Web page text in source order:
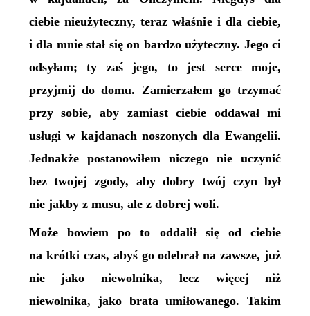
ciebie nieużyteczny, teraz właśnie i dla ciebie,
i dla mnie stał się on bardzo użyteczny. Jego ci
odsyłam; ty zaś jego, to jest serce moje,
przyjmij do domu. Zamierzałem go trzymać
przy sobie, aby zamiast ciebie oddawał mi
usługi w kajdanach noszonych dla Ewangelii.
Jednakże postanowiłem niczego nie uczynić
bez twojej zgody, aby dobry twój czyn był
nie jakby z musu, ale z dobrej woli.
Może bowiem po to oddalił się od ciebie
na krótki czas, abyś go odebrał na zawsze, już
nie jako niewolnika, lecz więcej niż
niewolnika, jako brata umiłowanego. Takim